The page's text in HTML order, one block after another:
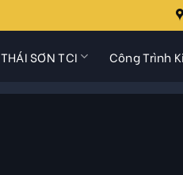
THÁI SƠN TCI Công Trình